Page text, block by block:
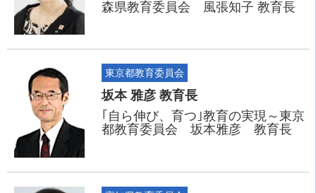
森県教育委員会 風張知子 教育長
東京都教育委員会
坂本 雅彦 教育長
｢自ら伸び、育つ｣教育の実現～東京
都教育委員会 坂本雅彦 教育長